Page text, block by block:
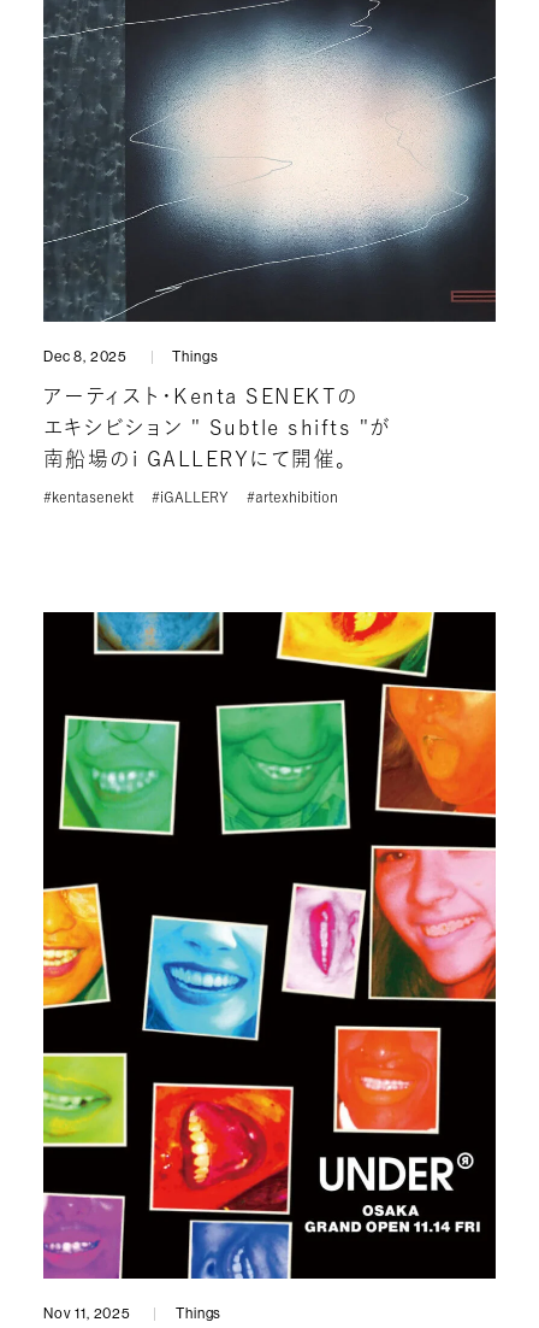
Dec 8, 2025 Things
アーティスト・Kenta SENEKTの
エキシビション " Subtle shifts "が
南船場のi GALLERYにて開催。
#kentasenekt #iGALLERY #artexhibition
Nov 11, 2025 Things